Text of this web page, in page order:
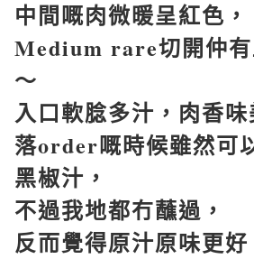
中間嘅肉微暖呈紅色，
Medium rare切開仲
～
入口軟腍多汁，肉香味
落order嘅時候雖然可
黑椒汁，
不過我地都冇蘸過，
反而覺得原汁原味更好